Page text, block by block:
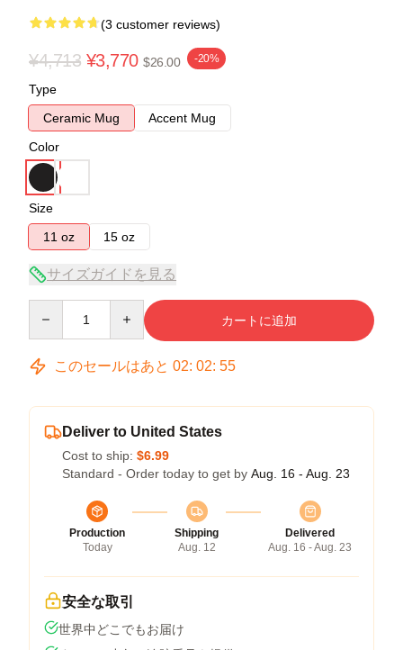
(3 customer reviews)
¥4,713 ¥3,770 $26.00 -20%
Type
Ceramic Mug
Accent Mug
Color
Size
11 oz
15 oz
サイズガイドを見る
カートに追加
このセールはあと 02: 02: 54
Deliver to United States
Cost to ship: $6.99
Standard - Order today to get by Aug. 16 - Aug. 23
Production
Today
Shipping
Aug. 12
Delivered
Aug. 16 - Aug. 23
安全な取引
世界中どこでもお届け